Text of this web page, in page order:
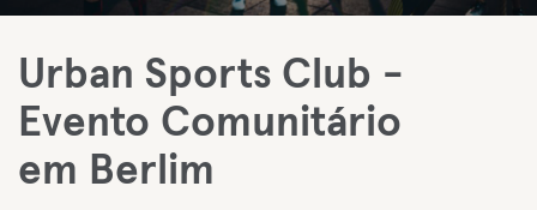
Urban Sports Club -
Evento Comunitário
em Berlim